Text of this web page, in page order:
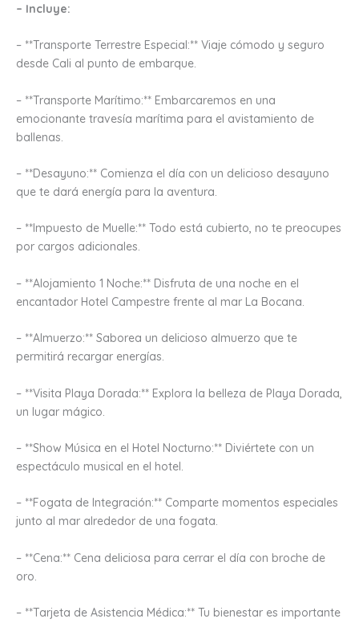
– Incluye:
– **Transporte Terrestre Especial:** Viaje cómodo y seguro
desde Cali al punto de embarque.
– **Transporte Marítimo:** Embarcaremos en una
emocionante travesía marítima para el avistamiento de
ballenas.
– **Desayuno:** Comienza el día con un delicioso desayuno
que te dará energía para la aventura.
– **Impuesto de Muelle:** Todo está cubierto, no te preocupes
por cargos adicionales.
– **Alojamiento 1 Noche:** Disfruta de una noche en el
encantador Hotel Campestre frente al mar La Bocana.
– **Almuerzo:** Saborea un delicioso almuerzo que te
permitirá recargar energías.
– **Visita Playa Dorada:** Explora la belleza de Playa Dorada,
un lugar mágico.
– **Show Música en el Hotel Nocturno:** Diviértete con un
espectáculo musical en el hotel.
– **Fogata de Integración:** Comparte momentos especiales
junto al mar alrededor de una fogata.
– **Cena:** Cena deliciosa para cerrar el día con broche de
oro.
– **Tarjeta de Asistencia Médica:** Tu bienestar es importante